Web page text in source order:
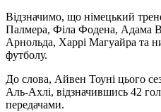
Відзначимо, що німецький
Палмера, Філа Фодена, Адама
Арнольда, Харрі Магуайра та
футболу.
До слова, Айвен Тоуні цього
Аль-Ахлі, відзначившись 42
передачами.